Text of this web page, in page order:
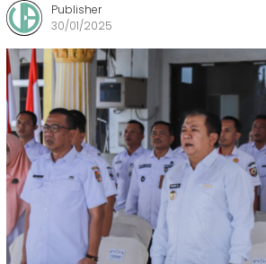
Publisher
30/01/2025